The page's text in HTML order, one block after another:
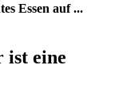
Essen auf ...
ist eine